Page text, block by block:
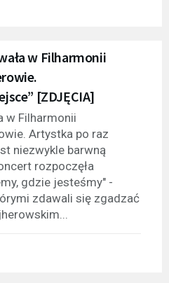
w Filharmonii
[ZDJĘCIA]
w Filharmonii
Artystka po raz
niezwykle barwną
rozpoczęła
gdzie jesteśmy" -
zdawali się zgadzać